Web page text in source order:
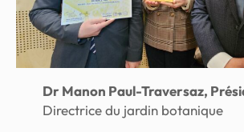
Dr Manon Paul-Traversaz,
Directrice du jardin botanique